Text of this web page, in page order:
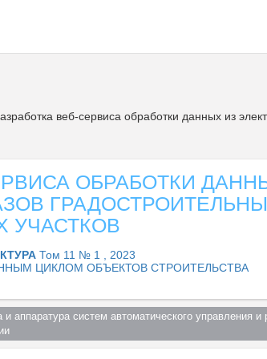
веб-сервиса обработки данных из
ОБРАБОТКИ
УЧАСТКОВ
Том 11 № 1 , 2023
ЦИКЛОМ ОБЪЕКТОВ СТРОИТЕЛЬСТВА
систем автоматического управления и